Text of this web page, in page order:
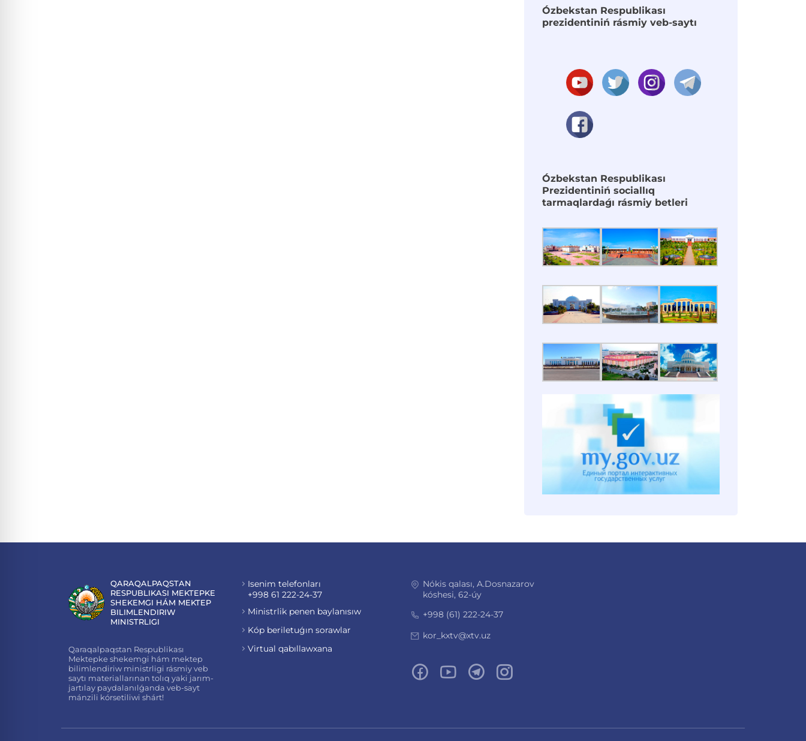
Ózbekstan Respublikası
prezidentiniń rásmiy veb-saytı
Ózbekstan Respublikası
Prezidentiniń sociallıq
tarmaqlardaǵı rásmiy betleri
QARAQALPAQSTAN
RESPUBLIKASI MEKTEPKE
SHEKEMGI HÁM MEKTEP
BILIMLENDIRIW
MINISTRLIGI
Qaraqalpaqstan Respublikası
Mektepke shekemgi hám mektep
bilimlendiriw ministrligi rásmiy veb
saytı materiallarınan tolıq yaki jarım-
jartılay paydalanılǵanda veb-sayt
mánzili kórsetiliwi shárt!
Isenim telefonları
+998 61 222-24-37
Ministrlik penen baylanısıw
Kóp beriletuǵın sorawlar
Virtual qabıllawxana
Nókis qalası, A.Dosnazarov
kóshesi, 62-úy
+998 (61) 222-24-37
kor_kxtv@xtv.uz